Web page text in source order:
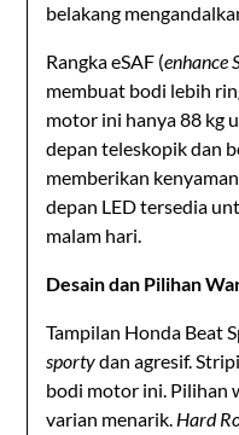
belakang
Rangka eSAF (enhance
membuat bodi lebih
motor ini hanya 88 kg
depan teleskopik dan
memberikan
depan LED tersedia
malam hari.
Desain dan Pilihan
Tampilan Honda Beat
sportydan agresif.
bodi motor ini. Pilihan
varian menarik. Hard